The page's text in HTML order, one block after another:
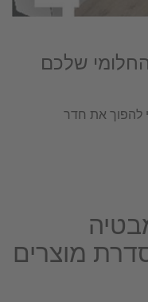
שלכם
להפוך את חדר
מוצרים